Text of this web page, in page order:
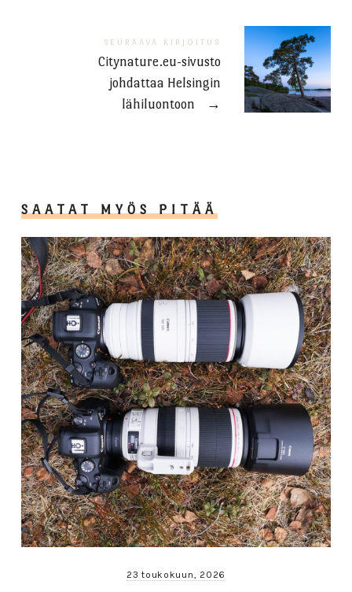
SEURAAVA KIRJOITUS
Citynature.eu-sivusto
johdattaa Helsingin
lähiluontoon
→
SAATAT MYÖS PITÄÄ
23 toukokuun, 2026